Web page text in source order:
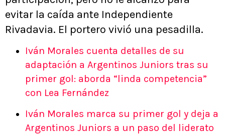
evitar la caída ante Independiente
Rivadavia. El portero vivió una pesadilla.
Iván Morales cuenta detalles de su
adaptación a Argentinos Juniors tras su
primer gol: aborda “linda competencia”
con Lea Fernández
Iván Morales marca su primer gol y deja a
Argentinos Juniors a un paso del liderato